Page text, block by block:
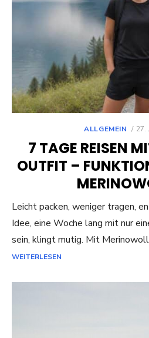
ALLGEMEIN 27.
7 TAGE REISEN
OUTFIT –
Leicht packen, weniger tragen,
Idee, eine Woche lang mit nur
sein, klingt mutig. Mit
WEITERLESEN